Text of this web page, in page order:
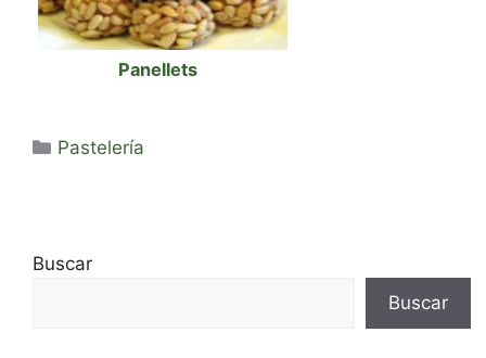
Panellets
Categorías
Pastelería
Buscar
Buscar